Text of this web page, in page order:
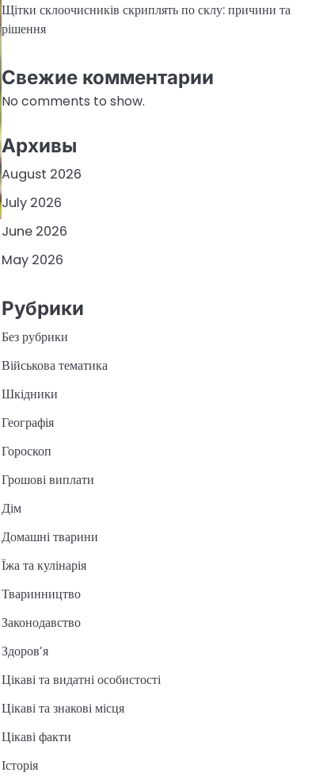
Щітки склоочисників скриплять по склу: причини та
рішення
Свежие комментарии
No comments to show.
Архивы
August 2026
July 2026
June 2026
May 2026
Рубрики
Без рубрики
Військова тематика
Шкідники
Географія
Гороскоп
Грошові виплати
Дім
Домашні тварини
Їжа та кулінарія
Тваринництво
Законодавство
Здоров’я
Цікаві та видатні особистості
Цікаві та знакові місця
Цікаві факти
Історія